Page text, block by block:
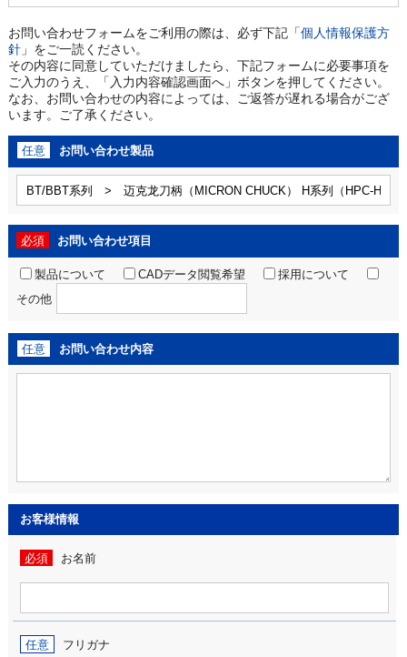
お問い合わせフォームをご利用の際は、必ず下記「個人情報保護方
針」をご一読ください。
その内容に同意していただけましたら、下記フォームに必要事項を
ご入力のうえ、「入力内容確認画面へ」ボタンを押してください。
なお、お問い合わせの内容によっては、ご返答が遅れる場合がござ
います。ご了承ください。
任意 お問い合わせ製品
必須 お問い合わせ項目
製品について CADデータ閲覧希望
採用について
その他
任意 お問い合わせ内容
お客様情報
必須 お名前
任意 フリガナ